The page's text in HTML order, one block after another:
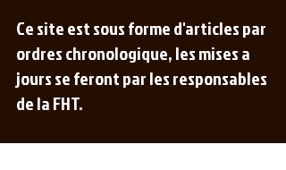
Ce site est sous forme d'articles par
ordres chronologique, les mises a
jours se feront par les responsables
de la FHT.